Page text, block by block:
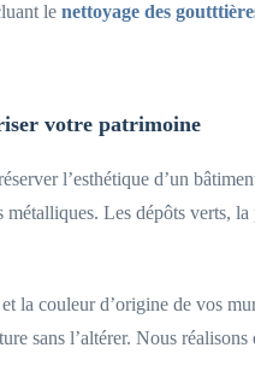
le nettoyage des
votre patrimoine
l’esthétique d’un
Les dépôts verts,
la couleur d’origine de vos
sans l’altérer. Nous